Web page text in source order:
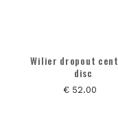
Wilier dropout
disc
€ 52.00